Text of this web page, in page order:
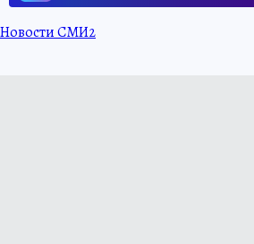
Новости СМИ2